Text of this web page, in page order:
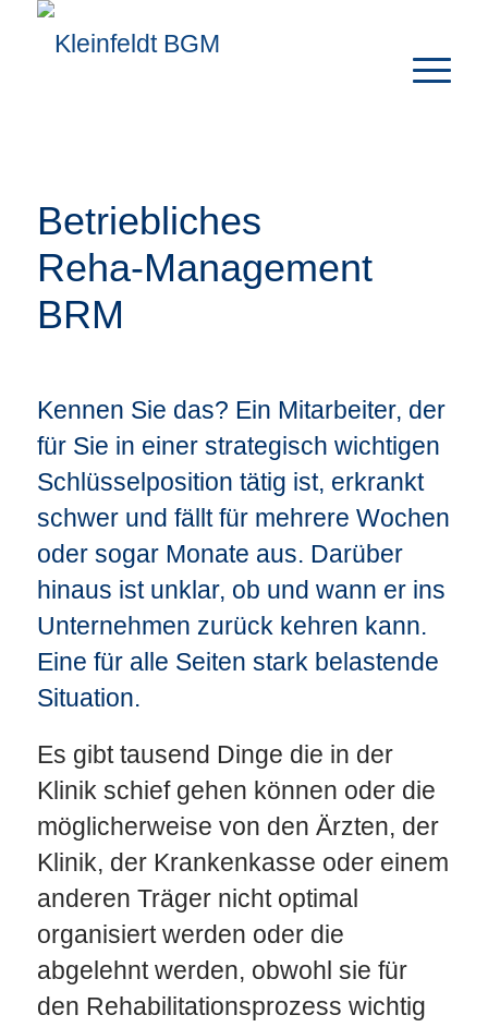
Betriebliches
Reha-Management
BRM
Kennen Sie das? Ein Mitarbeiter, der
für Sie in einer strategisch wichtigen
Schlüsselposition tätig ist, erkrankt
schwer und fällt für mehrere Wochen
oder sogar Monate aus. Darüber
hinaus ist unklar, ob und wann er ins
Unternehmen zurück kehren kann.
Eine für alle Seiten stark belastende
Situation.
Es gibt tausend Dinge die in der
Klinik schief gehen können oder die
möglicherweise von den Ärzten, der
Klinik, der Krankenkasse oder einem
anderen Träger nicht optimal
organisiert werden oder die
abgelehnt werden, obwohl sie für
den Rehabilitationsprozess wichtig